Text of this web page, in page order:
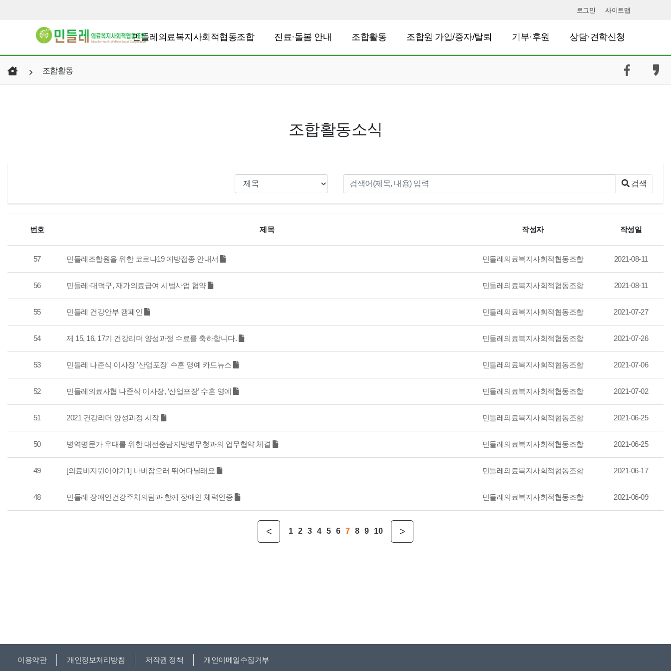
로그인 사이트맵
민들레의료복지사회적협동조합 진료·돌봄 안내 조합활동 조합원 가입/증자/탈퇴 기부·후원 상담·견학신청
조합활동
조합활동소식
검색
번호 제목 작성자 작성일
57 민들레조합원을 위한 코로나19 예방접종 안내서 민들레의료복지사회적협동조합 2021-08-11
56 민들레-대덕구, 재가의료급여 시범사업 협약 민들레의료복지사회적협동조합 2021-08-11
55 민들레 건강안부 캠페인 민들레의료복지사회적협동조합 2021-07-27
54 제 15, 16, 17기 건강리더 양성과정 수료를 축하합니다. 민들레의료복지사회적협동조합 2021-07-26
53 민들레 나준식 이사장 '산업포장' 수훈 영예 카드뉴스 민들레의료복지사회적협동조합 2021-07-06
52 민들레의료사협 나준식 이사장, ‘산업포장’ 수훈 영예 민들레의료복지사회적협동조합 2021-07-02
51 2021 건강리더 양성과정 시작 민들레의료복지사회적협동조합 2021-06-25
50 병역명문가 우대를 위한 대전충남지방병무청과의 업무협약 체결 민들레의료복지사회적협동조합 2021-06-25
49 [의료비지원이야기1] 나비잡으러 뛰어다닐래요 민들레의료복지사회적협동조합 2021-06-17
48 민들레 장애인건강주치의팀과 함께 장애인 체력인증 민들레의료복지사회적협동조합 2021-06-09
< 1 2 3 4 5 6 7 8 9 10 >
이용약관 개인정보처리방침 저작권 정책 개인이메일수집거부